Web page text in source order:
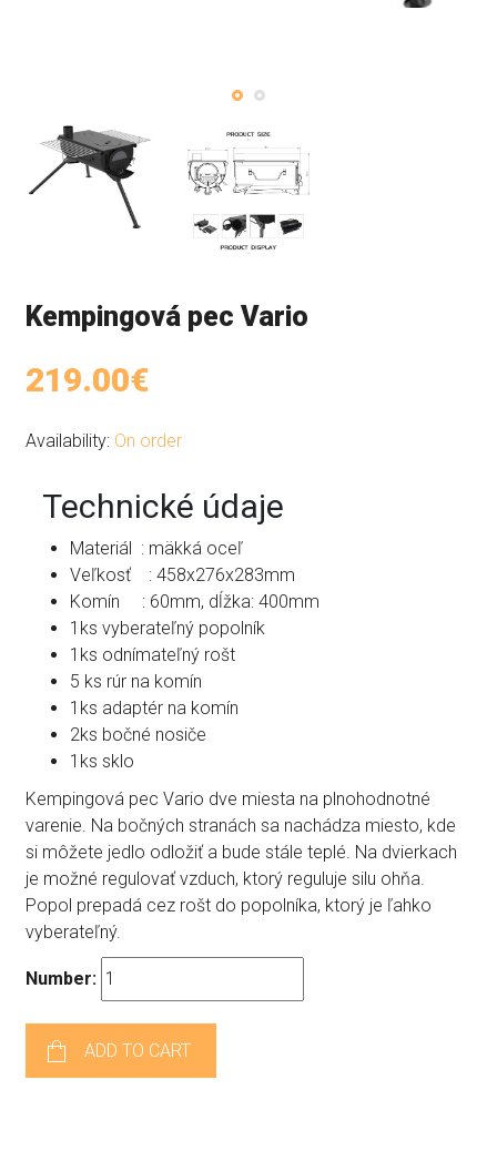
Kempingová pec Vario
219.00€
Availability: On order
Technické údaje
Materiál : mäkká oceľ
Veľkosť : 458x276x283mm
Komín : 60mm, dĺžka: 400mm
1ks vyberateľný popolník
1ks odnímateľný rošt
5 ks rúr na komín
1ks adaptér na komín
2ks bočné nosiče
1ks sklo
Kempingová pec Vario dve miesta na plnohodnotné
varenie. Na bočných stranách sa nachádza miesto, kde
si môžete jedlo odložiť a bude stále teplé. Na dvierkach
je možné regulovať vzduch, ktorý reguluje silu ohňa.
Popol prepadá cez rošt do popolníka, ktorý je ľahko
vyberateľný.
Number:
ADD TO CART